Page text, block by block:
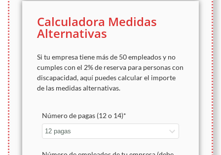
Calculadora Medidas
Alternativas
Si tu empresa tiene más de 50 empleados y no
cumples con el 2% de reserva para personas con
discapacidad, aquí puedes calcular el importe
de las medidas alternativas.
Número de pagas (12 o 14)*